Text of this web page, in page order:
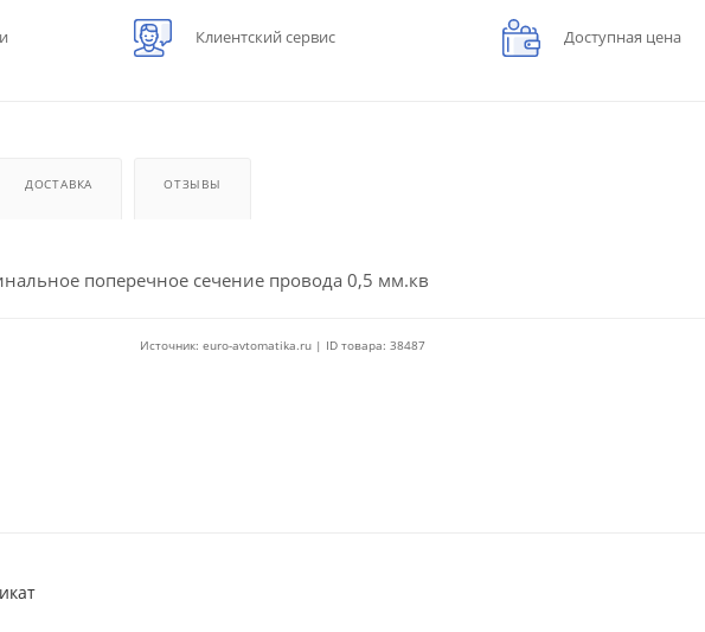
Клиентский сервис Доступная цена
ДОСТАВКА ОТЗЫВЫ
поперечное сечение провода 0,5 мм.кв
Источник: euro-avtomatika.ru | ID товара: 38487